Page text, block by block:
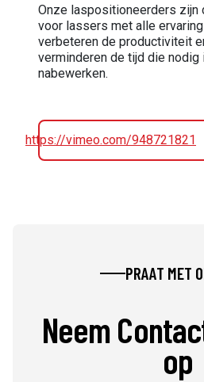
Onze laspositioneerders zijn
voor lassers met alle
verbeteren de productiviteit
verminderen de tijd die nodig
nabewerken.
https://vimeo.com/948721821
PRAAT MET
Neem
op